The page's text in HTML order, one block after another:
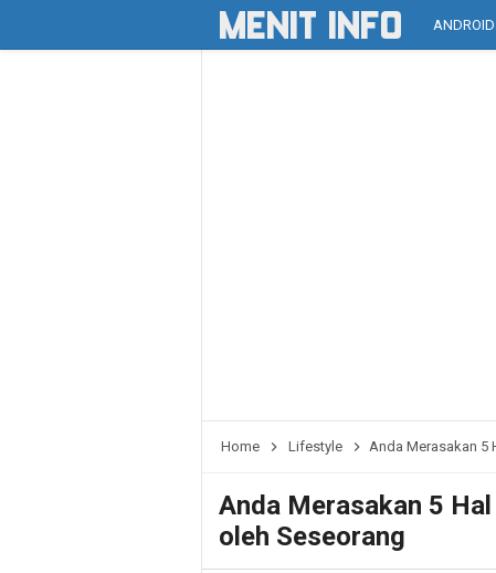
ANDROID
Home Lifestyle Anda Merasakan 5
Anda Merasakan 5
oleh Seseorang